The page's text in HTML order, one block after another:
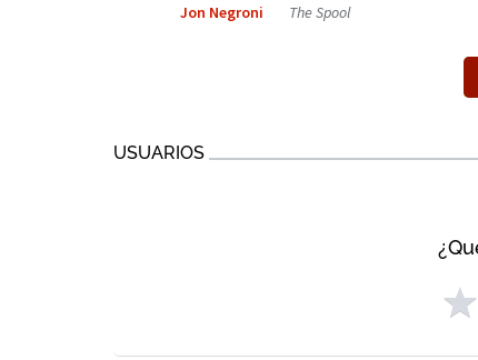
Jon Negroni The Spool
USUARIOS